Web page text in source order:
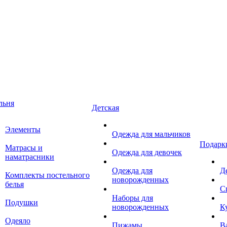
Элементы
Матрасы и
наматрасники
Комплекты постельного
белья
Подушки
Одеяло
Детская
Одежда для мальчиков
Одежда для девочек
Одежда для
новорожденных
Наборы для
новорожденных
Пижамы